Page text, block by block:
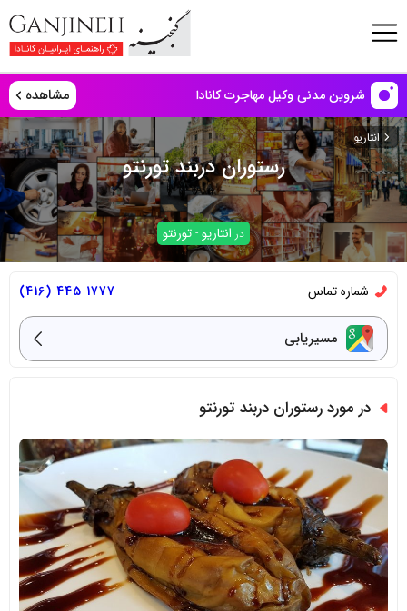
شروین مدنی وکیل مهاجرت کانادا مشاهده
انتاریو
رستوران دربند تورنتو
در انتاریو - تورنتو
شماره تماس 1777 445 (416)
مسیریابی
در مورد رستوران دربند تورنتو